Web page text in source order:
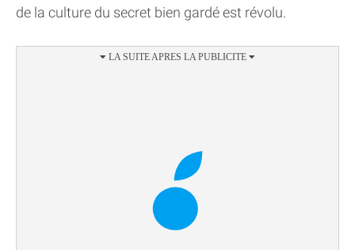
de la culture du secret bien gardé est révolu.